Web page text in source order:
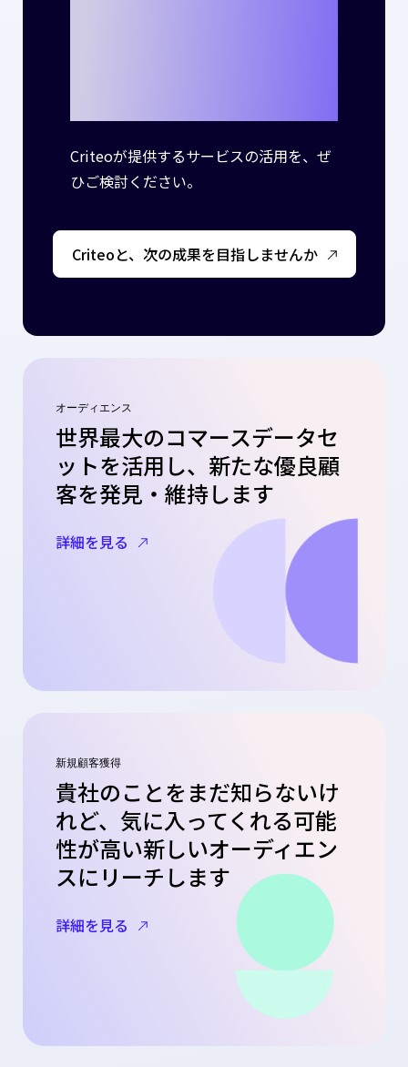
Criteoが提供するサービスの活用を、ぜ
ひご検討ください。
Criteoと、次の成果を目指しませんか
オーディエンス
世界最大のコマースデータセ
ットを活用し、新たな優良顧
客を発見・維持します
詳細を見る
新規顧客獲得
貴社のことをまだ知らないけ
れど、気に入ってくれる可能
性が高い新しいオーディエン
スにリーチします
詳細を見る